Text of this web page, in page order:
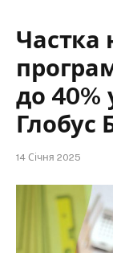
Частка
до 40%
Глобус
14 Січня 2025